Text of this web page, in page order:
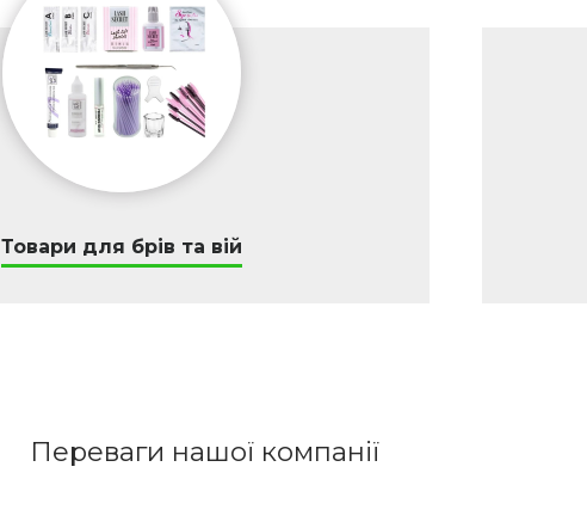
Товари для брів та вій
Переваги нашої компанії